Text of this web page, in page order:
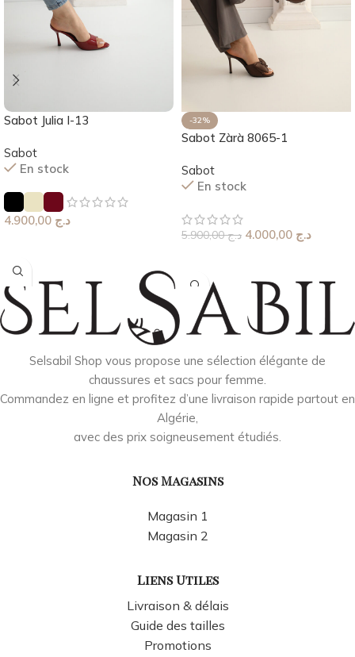
Sabot Julia I-13
Sabot
En stock
د.ج
-32%
Sabot Zàrà 8065-1
Sabot
En stock
د.ج5.900,00 د.ج
Selsabil Shop vous propose une sélection élégante de
chaussures et sacs pour femme.
Commandez en ligne et profitez d’une livraison rapide partout en
Algérie,
avec des prix soigneusement étudiés.
Nos Magasins
Magasin 1
Magasin 2
Liens Utiles
Livraison & délais
Guide des tailles
Promotions